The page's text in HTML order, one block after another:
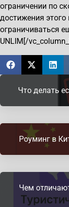
ограничении по
достижения этого
ограничиваться
UNLIM[/
Что делать
Роуминг в
Чем